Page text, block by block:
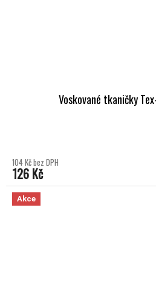
Voskované tkaničky
104 Kč bez DPH
126 Kč
Akce